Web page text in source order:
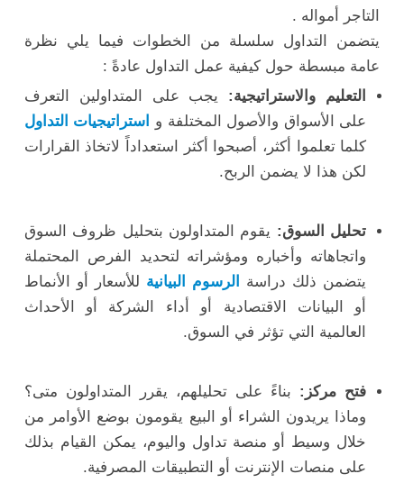
التاجر أمواله .
يتضمن التداول سلسلة من الخطوات فيما يلي نظرة
عامة مبسطة حول كيفية عمل التداول عادةً :
التعليم والاستراتيجية: يجب على المتداولين التعرف
على الأسواق والأصول المختلفة و
استراتيجيات التداول
كلما تعلموا أكثر، أصبحوا أكثر استعداداً لاتخاذ القرارات
لكن هذا لا يضمن الربح.
تحليل السوق: يقوم المتداولون بتحليل ظروف السوق
واتجاهاته وأخباره ومؤشراته لتحديد الفرص المحتملة
يتضمن ذلك دراسة الرسوم البيانية للأسعار أو الأنماط
أو البيانات الاقتصادية أو أداء الشركة أو الأحداث
العالمية التي تؤثر في السوق.
فتح مركز: بناءً على تحليلهم، يقرر المتداولون متى؟
وماذا يريدون الشراء أو البيع يقومون بوضع الأوامر من
خلال وسيط أو منصة تداول واليوم، يمكن القيام بذلك
على منصات الإنترنت أو التطبيقات المصرفية.